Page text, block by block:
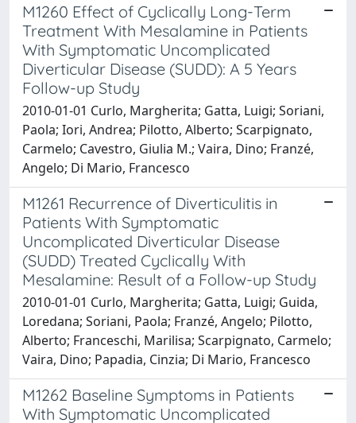
M1260 Effect of Cyclically Long-Term
Treatment With Mesalamine in Patients
With Symptomatic Uncomplicated
Diverticular Disease (SUDD): A 5 Years
Follow-up Study
2010-01-01 Curlo, Margherita; Gatta, Luigi; Soriani,
Paola; Iori, Andrea; Pilotto, Alberto; Scarpignato,
Carmelo; Cavestro, Giulia M.; Vaira, Dino; Franzé,
Angelo; Di Mario, Francesco
M1261 Recurrence of Diverticulitis in
Patients With Symptomatic
Uncomplicated Diverticular Disease
(SUDD) Treated Cyclically With
Mesalamine: Result of a Follow-up Study
2010-01-01 Curlo, Margherita; Gatta, Luigi; Guida,
Loredana; Soriani, Paola; Franzé, Angelo; Pilotto,
Alberto; Franceschi, Marilisa; Scarpignato, Carmelo;
Vaira, Dino; Papadia, Cinzia; Di Mario, Francesco
M1262 Baseline Symptoms in Patients
With Symptomatic Uncomplicated